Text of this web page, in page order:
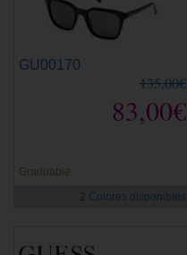
GU00170
135,00€
83,00€
Graduable
2 Colores disponibles